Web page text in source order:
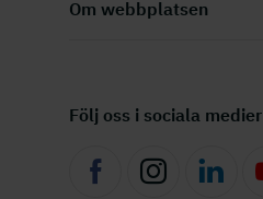
Om webbplatsen
Följ oss i sociala medier